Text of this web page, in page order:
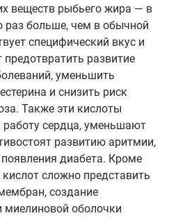
веществ рыбьего жира — в
раз больше, чем в обычной
специфический вкус и
развитие
уменьшить
и снизить риск
Также эти кислоты
сердца, уменьшают
развитию аритмии,
диабета. Кроме
сложно представить
создание
миелиновой оболочки